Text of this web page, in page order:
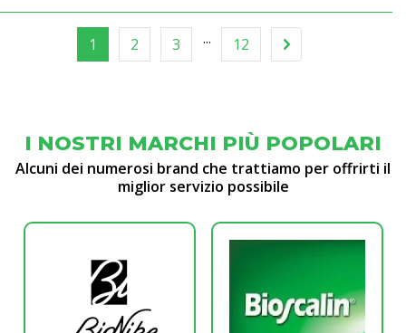
1 2 3 ... 12
I NOSTRI MARCHI PIÙ POPOLARI
Alcuni dei numerosi brand che trattiamo per offrirti il
miglior servizio possibile